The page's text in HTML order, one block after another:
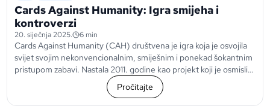
Cards Against Humanity: Igra smijeha i
kontroverzi
20. siječnja 2025. 6 min
Cards Against Humanity (CAH) društvena je igra koja je osvojila
svijet svojim nekonvencionalnim, smiješnim i ponekad šokantnim
pristupom zabavi. Nastala 2011. godine kao projekt koji je osmislila
skupina prijatelja iz Chicaga, a...Pročitajte